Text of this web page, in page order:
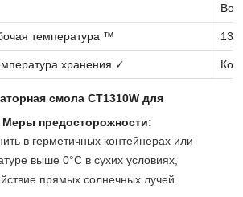
температура ™ 130
хранения ✓
смола CT1310W для
Меры предосторожности:
в герметичных контейнерах или
выше 0°C в сухих условиях,
прямых солнечных лучей.